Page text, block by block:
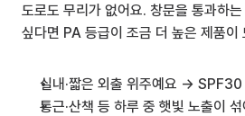
도로도 무리가 없어요. 창문을 통과하
싶다면 PA 등급이 조금 더 높은 제품이
실내·짧은 외출 위주예요 → SPF30
통근·산책 등 하루 중 햇빛 노출이